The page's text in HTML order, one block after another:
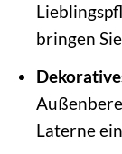
bringen
Laterne